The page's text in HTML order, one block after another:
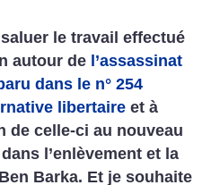
le travail effectué
autour de l’assassinat
dans le n° 254
libertaire et à
de celle-ci au nouveau
l’enlèvement et la
Barka. Et je souhaite